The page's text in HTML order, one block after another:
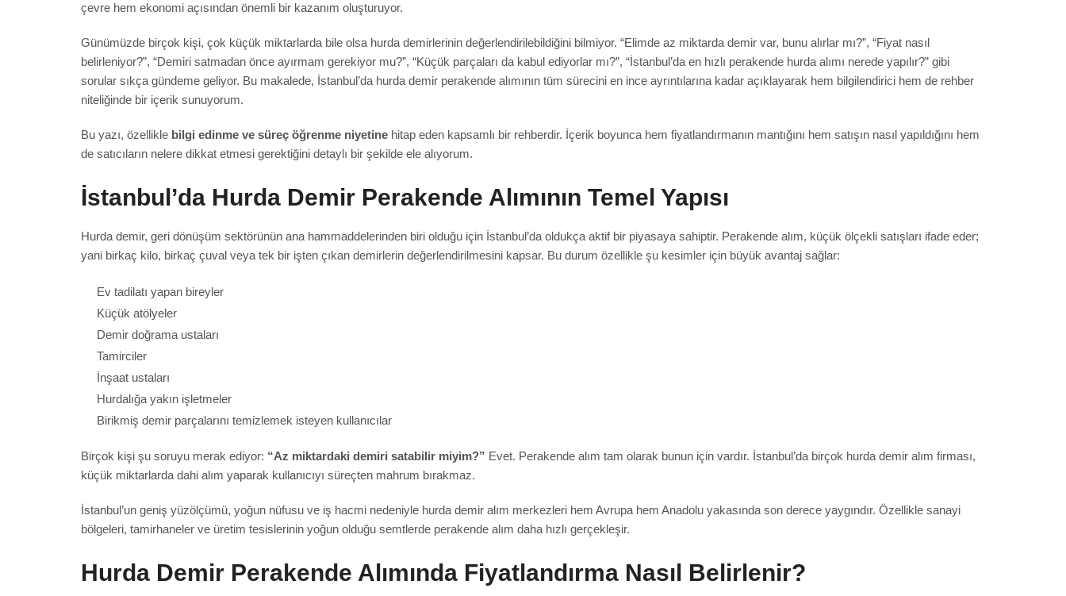
çevre hem ekonomi açısından önemli bir kazanım oluşturuyor.
Günümüzde birçok kişi, çok küçük miktarlarda bile olsa hurda demirlerinin değerlendirilebildiğini bilmiyor. “Elimde az miktarda demir var, bunu alırlar mı?”, “Fiyat nasıl
belirleniyor?”, “Demiri satmadan önce ayırmam gerekiyor mu?”, “Küçük parçaları da kabul ediyorlar mı?”, “İstanbul’da en hızlı perakende hurda alımı nerede yapılır?” gibi
sorular sıkça gündeme geliyor. Bu makalede, İstanbul’da hurda demir perakende alımının tüm sürecini en ince ayrıntılarına kadar açıklayarak hem bilgilendirici hem de rehber
niteliğinde bir içerik sunuyorum.
Bu yazı, özellikle bilgi edinme ve süreç öğrenme niyetine hitap eden kapsamlı bir rehberdir. İçerik boyunca hem fiyatlandırmanın mantığını hem satışın nasıl yapıldığını hem
de satıcıların nelere dikkat etmesi gerektiğini detaylı bir şekilde ele alıyorum.
İstanbul’da Hurda Demir Perakende Alımının Temel Yapısı
Hurda demir, geri dönüşüm sektörünün ana hammaddelerinden biri olduğu için İstanbul’da oldukça aktif bir piyasaya sahiptir. Perakende alım, küçük ölçekli satışları ifade eder;
yani birkaç kilo, birkaç çuval veya tek bir işten çıkan demirlerin değerlendirilmesini kapsar. Bu durum özellikle şu kesimler için büyük avantaj sağlar:
Ev tadilatı yapan bireyler
Küçük atölyeler
Demir doğrama ustaları
Tamirciler
İnşaat ustaları
Hurdalığa yakın işletmeler
Birikmiş demir parçalarını temizlemek isteyen kullanıcılar
Birçok kişi şu soruyu merak ediyor: “Az miktardaki demiri satabilir miyim?” Evet. Perakende alım tam olarak bunun için vardır. İstanbul’da birçok hurda demir alım firması,
küçük miktarlarda dahi alım yaparak kullanıcıyı süreçten mahrum bırakmaz.
İstanbul’un geniş yüzölçümü, yoğun nüfusu ve iş hacmi nedeniyle hurda demir alım merkezleri hem Avrupa hem Anadolu yakasında son derece yaygındır. Özellikle sanayi
bölgeleri, tamirhaneler ve üretim tesislerinin yoğun olduğu semtlerde perakende alım daha hızlı gerçekleşir.
Hurda Demir Perakende Alımında Fiyatlandırma Nasıl Belirlenir?